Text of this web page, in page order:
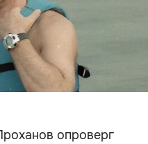
опроверг